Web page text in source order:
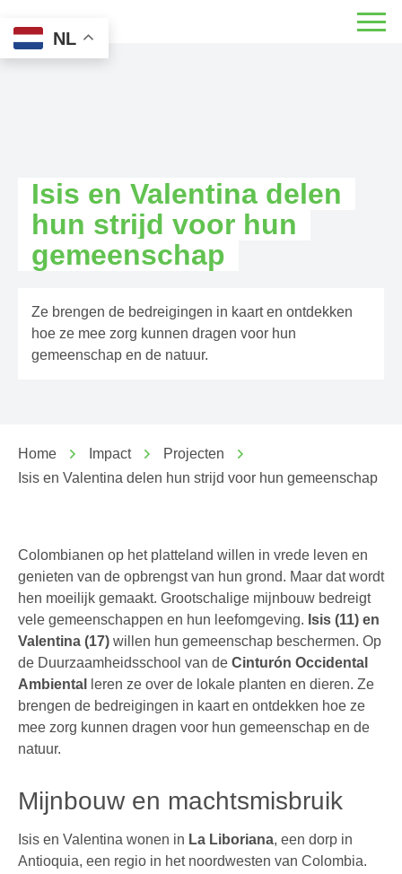
Isis en Valentina delen
hun strijd voor hun
gemeenschap
Ze brengen de bedreigingen in kaart en ontdekken
hoe ze mee zorg kunnen dragen voor hun
gemeenschap en de natuur.
Home Impact
Projecten
Isis en Valentina delen hun strijd voor hun gemeenschap
Colombianen op het platteland willen in vrede leven en
genieten van de opbrengst van hun grond. Maar dat wordt
hen moeilijk gemaakt. Grootschalige mijnbouw bedreigt
vele gemeenschappen en hun leefomgeving. Isis (11) en
Valentina (17) willen hun gemeenschap beschermen. Op
de Duurzaamheidsschool van de Cinturón Occidental
Ambiental
leren ze over de lokale planten en dieren. Ze
brengen de bedreigingen in kaart en ontdekken hoe ze
mee zorg kunnen dragen voor hun gemeenschap en de
natuur.
Mijnbouw en machtsmisbruik
Isis en Valentina wonen in La Liboriana, een dorp in
Antioquia, een regio in het noordwesten van Colombia.
NL